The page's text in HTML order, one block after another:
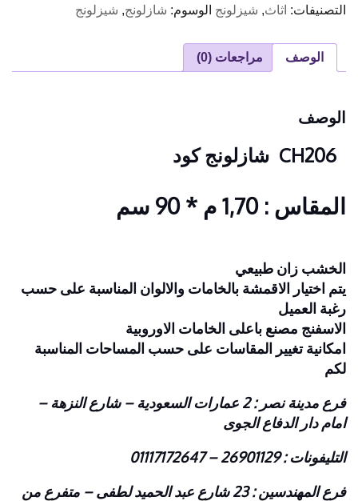
التصنيفات: اثاث, شيزلونج الوسوم: شازلونج, شيزلونج
الوصف مراجعات (0)
الوصف
كود
المقاس : 1,70 م * 90 سم
الخشب زان طبيعي
يتم اختيار الاقمشة بالخامات والالوان المناسبة على حسب
رغبة العميل
الاسفنج مصنع باعلى الخامات الاوروبية
امكانية تغيير المقاسات على حسب المساحات المناسبة
لكم
فرع مدينة نصر : 2 عمارات السعودية – شارع النزهة –
امام دار الدفاع الجوى
التليفونات : 26901129 – 01117172647
فرع المهندسين : 23 شارع عبد الحميد لطفى – متفرع من